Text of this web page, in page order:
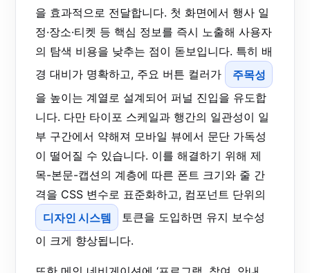
을 효과적으로 전달합니다. 첫 화면에서 행사 일
정·장소·티켓 등 핵심 정보를 즉시 노출해 사용자
의 탐색 비용을 낮추는 점이 돋보입니다. 특히 배
경 대비가 명확하고, 주요 버튼 컬러가
주목성
을 높이는 계열로 설계되어 퍼널 진입을 유도합
니다. 다만 타이포 스케일과 행간의 일관성이 일
부 구간에서 약해져 모바일 뷰에서 문단 가독성
이 떨어질 수 있습니다. 이를 해결하기 위해 제
목-본문-캡션의 계층에 따른 폰트 크기와 줄 간
격을 CSS 변수로 표준화하고, 컴포넌트 단위의
디자인 시스템
토큰을 도입하면 유지 보수성
이 크게 향상됩니다.